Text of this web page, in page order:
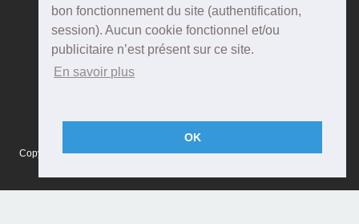
bon fonctionnement du site (authentification,
session). Aucun cookie fonctionnel et/ou
publicitaire n’est présent sur ce site.
En savoir plus
OK
Qui sommes-nous ?
Conditions Générales d'utilisation
Copyright © 2015 DOCRENDEZVOUS, tous droits réservés - CFTS 44 rue